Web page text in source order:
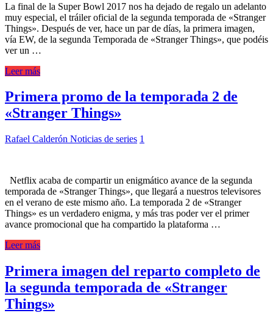
La final de la Super Bowl 2017 nos ha dejado de regalo un adelanto
muy especial, el tráiler oficial de la segunda temporada de «Stranger
Things». Después de ver, hace un par de días, la primera imagen,
vía EW, de la segunda Temporada de «Stranger Things», que podéis
ver un …
Leer más
Primera promo de la temporada 2 de
«Stranger Things»
Rafael Calderón Noticias de series 1
Netflix acaba de compartir un enigmático avance de la segunda
temporada de «Stranger Things», que llegará a nuestros televisores
en el verano de este mismo año. La temporada 2 de «Stranger
Things» es un verdadero enigma, y más tras poder ver el primer
avance promocional que ha compartido la plataforma …
Leer más
Primera imagen del reparto completo de
la segunda temporada de «Stranger
Things»